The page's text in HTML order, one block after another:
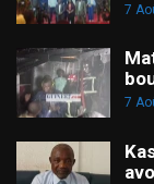
7
7